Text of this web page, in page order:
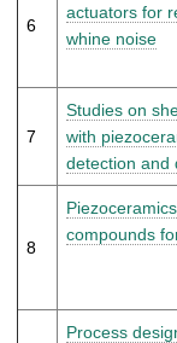
6
actuators for
whine noise
7
Studies on
with
detection and
8
compounds
Process